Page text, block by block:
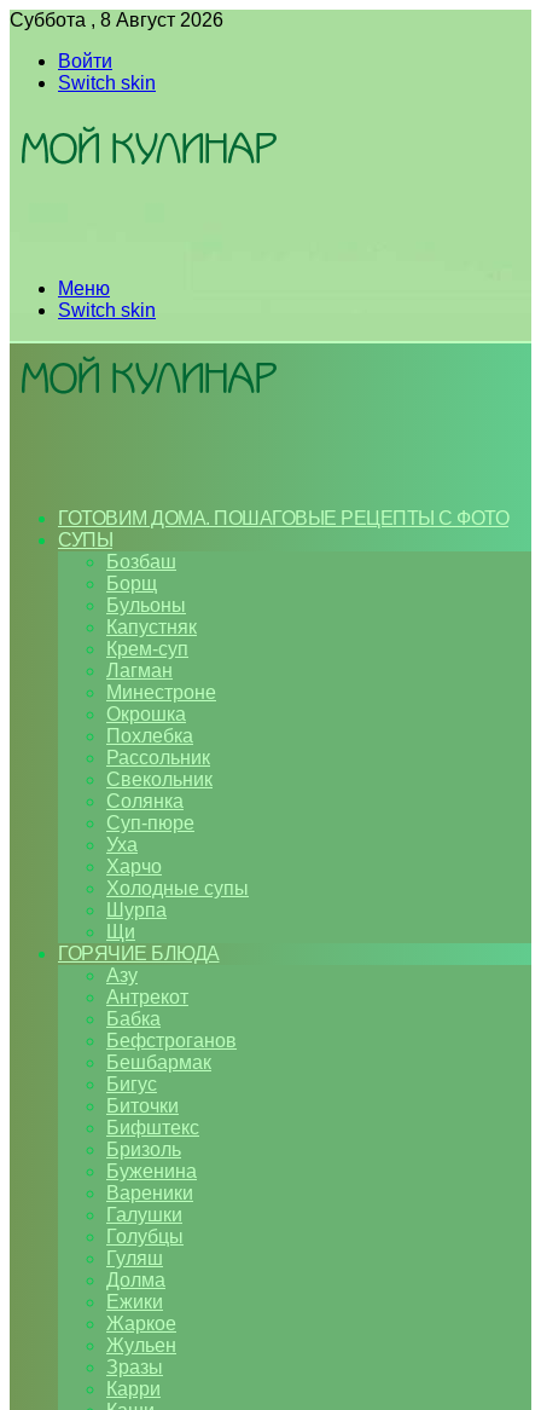
Суббота , 8 Август 2026
Войти
Switch skin
Меню
Switch skin
ГОТОВИМ ДОМА. ПОШАГОВЫЕ РЕЦЕПТЫ С ФОТО
СУПЫ
Бозбаш
Борщ
Бульоны
Капустняк
Крем-суп
Лагман
Минестроне
Окрошка
Похлебка
Рассольник
Свекольник
Солянка
Суп-пюре
Уха
Харчо
Холодные супы
Шурпа
Щи
ГОРЯЧИЕ БЛЮДА
Азу
Антрекот
Бабка
Бефстроганов
Бешбармак
Бигус
Биточки
Бифштекс
Бризоль
Буженина
Вареники
Галушки
Голубцы
Гуляш
Долма
Ежики
Жаркое
Жульен
Зразы
Карри